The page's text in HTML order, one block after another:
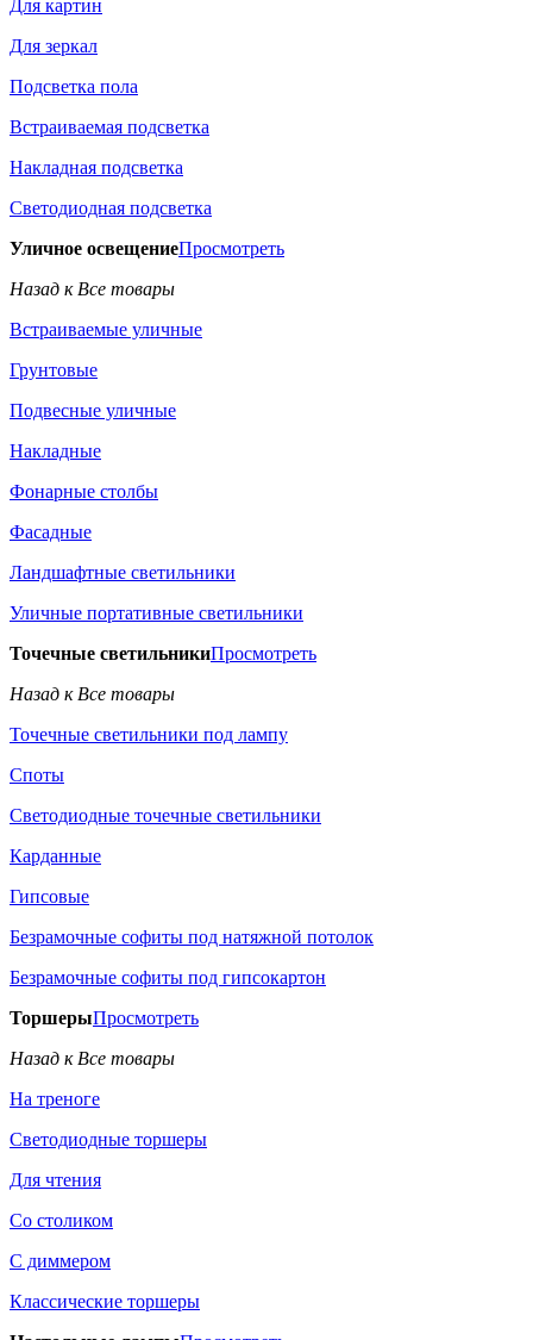
Для картин
Для зеркал
Подсветка пола
Встраиваемая подсветка
Накладная подсветка
Светодиодная подсветка
Уличное освещениеПросмотреть
Назад к Все товары
Встраиваемые уличные
Грунтовые
Подвесные уличные
Накладные
Фонарные столбы
Фасадные
Ландшафтные светильники
Уличные портативные светильники
Точечные светильникиПросмотреть
Назад к Все товары
Точечные светильники под лампу
Споты
Светодиодные точечные светильники
Карданные
Гипсовые
Безрамочные софиты под натяжной потолок
Безрамочные софиты под гипсокартон
ТоршерыПросмотреть
Назад к Все товары
На треноге
Светодиодные торшеры
Для чтения
Со столиком
С диммером
Классические торшеры